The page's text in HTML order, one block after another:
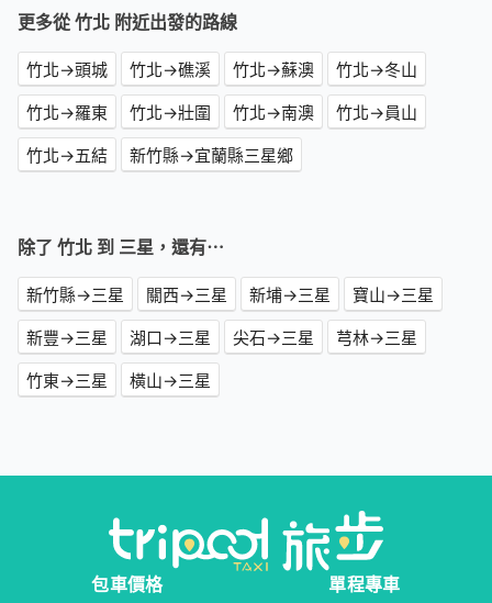
更多從 竹北 附近出發的路線
竹北→頭城 竹北→礁溪 竹北→蘇澳
竹北→冬山
竹北→羅東
竹北→壯圍 竹北→南澳
竹北→員山
竹北→五結
新竹縣→宜蘭縣三星鄉
除了 竹北 到 三星，還有⋯
新竹縣→三星 關西→三星 新埔→三星
寶山→三星
新豐→三星
湖口→三星 尖石→三星
芎林→三星
竹東→三星
橫山→三星
包車價格
單程專車